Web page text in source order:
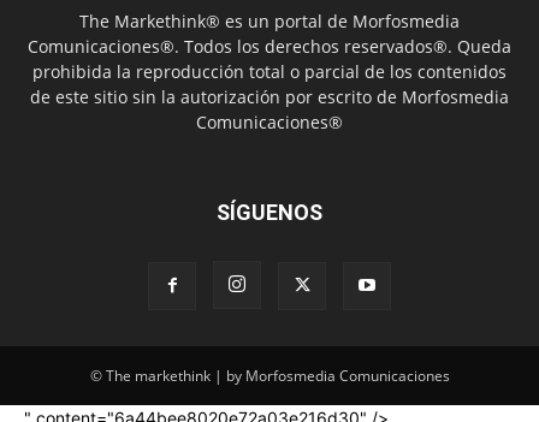
The Markethink® es un portal de Morfosmedia
Comunicaciones®. Todos los derechos reservados®. Queda
prohibida la reproducción total o parcial de los contenidos
de este sitio sin la autorización por escrito de Morfosmedia
Comunicaciones®
SÍGUENOS
© The markethink | by Morfosmedia Comunicaciones
" content="6a44bee8020e72a03e216d30" />